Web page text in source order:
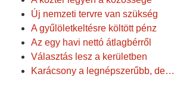
Új nemzeti tervre van szükség
A gyűlöletkeltésre költött pénz
Az egy havi nettó átlagbérről
Választás lesz a kerületben
Karácsony a legnépszerűbb, de…